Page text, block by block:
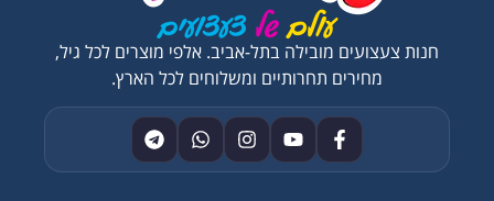
חנות צעצועים מובילה בתל-אביב. אלפי מוצרים לכל גיל,
מחירים תחרותיים ומשלוחים לכל הארץ.